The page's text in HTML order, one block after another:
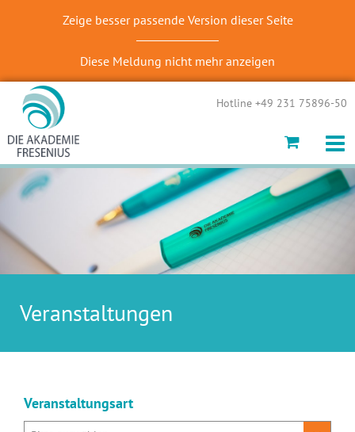
Zeige besser passende Version dieser Seite
Diese Meldung nicht mehr anzeigen
Hotline +49 231 75896-50
Veranstaltungen
Veranstaltungsart